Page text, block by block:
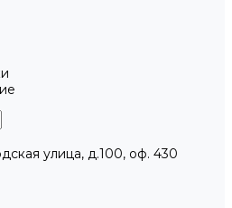
улица, д.100, оф. 430